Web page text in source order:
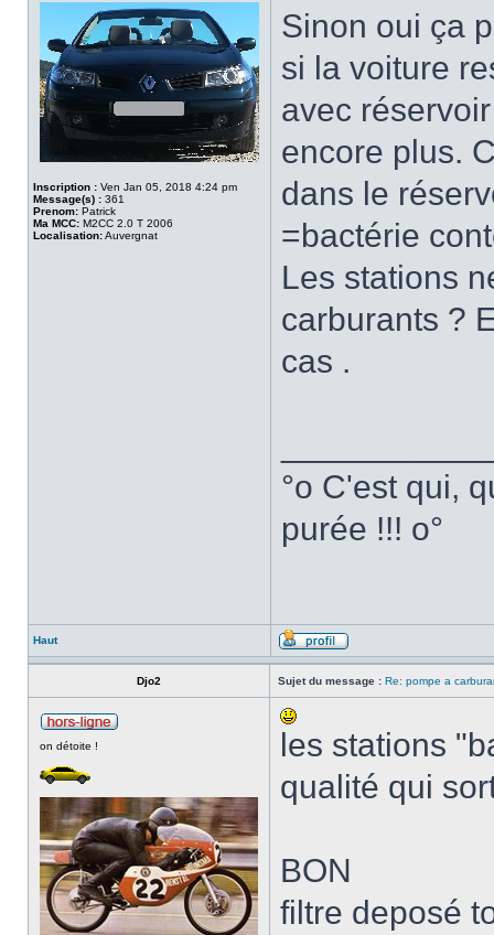
Inscription : Ven Jan 05, 2018 4:24 pm
Message(s) : 361
Prenom: Patrick
Ma MCC: M2CC 2.0 T 2006
Localisation:Auvergnat
Sinon oui ça
si la voiture
avec
encore plus.
dans le
=bactérie
Les stations
carburants ?
cas .
°o C'est qui,
purée !!! o°
Haut
Djo2 Sujet du message : Re: pompe a
on détoite !
les stations
qualité qui
BON
filtre deposé